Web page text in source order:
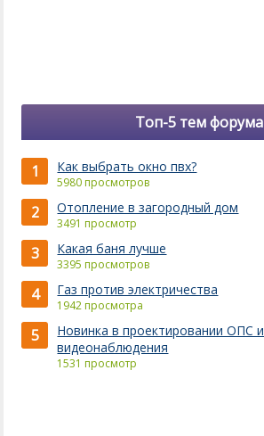
Топ-5 тем форума
1 Как выбрать окно пвх?
5980 просмотров
2 Отопление в загородный дом
3491 просмотр
3 Какая баня лучше
3395 просмотров
4 Газ против электричества
1942 просмотра
5
Новинка в проектировании ОПС и
видеонаблюдения
1531 просмотр